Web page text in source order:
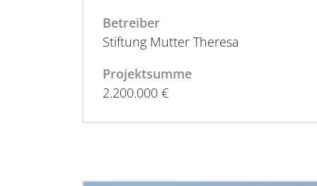
Betreiber
Stiftung Mutter Theresa
Projektsumme
2.200.000 €